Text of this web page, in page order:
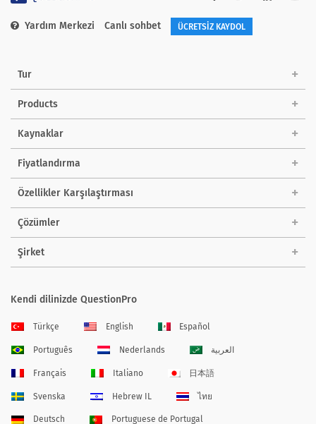
Yardım Merkezi Canlı sohbet ÜCRETSİZ KAYDOL
Tur
Products
Kaynaklar
Fiyatlandırma
Özellikler Karşılaştırması
Çözümler
Şirket
Kendi dilinizde QuestionPro
Türkçe English Español
Português Nederlands العربية
Français Italiano 日本語
Svenska Hebrew IL ไทย
Deutsch Portuguese de Portugal